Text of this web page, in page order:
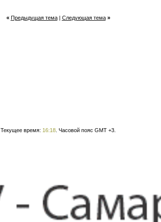
« Предыдущая тема| Следующая тема »
Текущее время: 16:18 . Часовой пояс GMT +3.